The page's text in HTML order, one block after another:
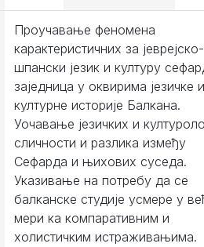
Проучавање феномена
карактеристичних за јеврејско-
шпански језик и културу
заједница у оквирима језичке и
културне историје Балкана.
Уочавање језичких и
сличности и разлика између
Сефарда и њихових суседа.
Указивање на потребу да се
балканске студије усмере у
мери ка компаративним и
холистичким истраживањима.